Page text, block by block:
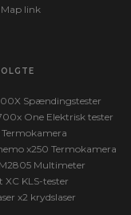
Map link
Spændingstester
One Elektrisk tester
Termokamera
x250 Termokamera
Multimeter
XC KLS-tester
x2 krydslaser